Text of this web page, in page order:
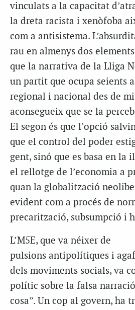
vinculats a la capacitat
la dreta racista i xenòfoba
com a antisistema.
rau en almenys dos
que la narrativa de la Lliga
un partit que ocupa seients
regional i nacional des de
aconsegueix que se la
El segon és que l’opció
que el control del poder
gent, sinó que es basa en la
el rellotge de l’economia a
quan la globalització
evident com a procés de
precarització, subsumpció i
L’M5E, que va néixer de
pulsions antipolítiques i
dels moviments socials, va
polític sobre la falsa
cosa”. Un cop al govern, ha